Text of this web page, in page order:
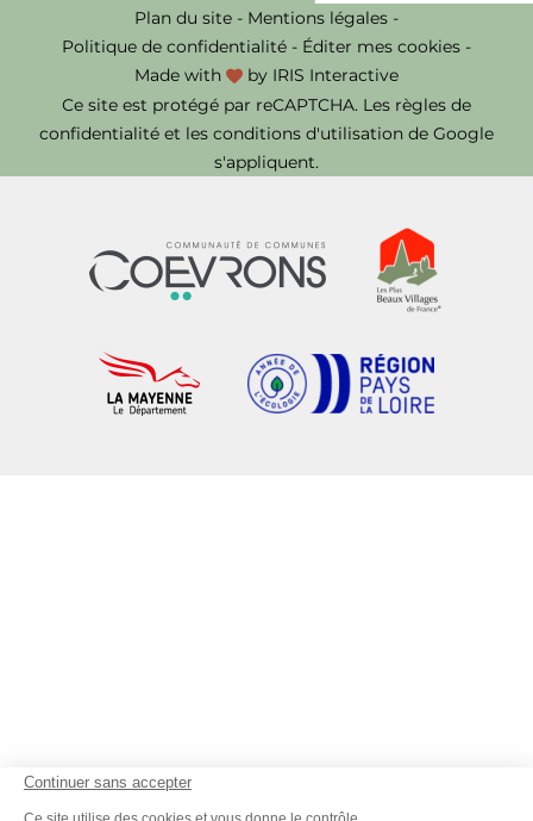
Continuer sans accepter
Plan du site - Mentions légales -
Politique de confidentialité - Éditer mes cookies -
Made with
by IRIS Interactive
Ce site est protégé par reCAPTCHA. Les règles de
confidentialité et les conditions d'utilisation de Google
s'appliquent.